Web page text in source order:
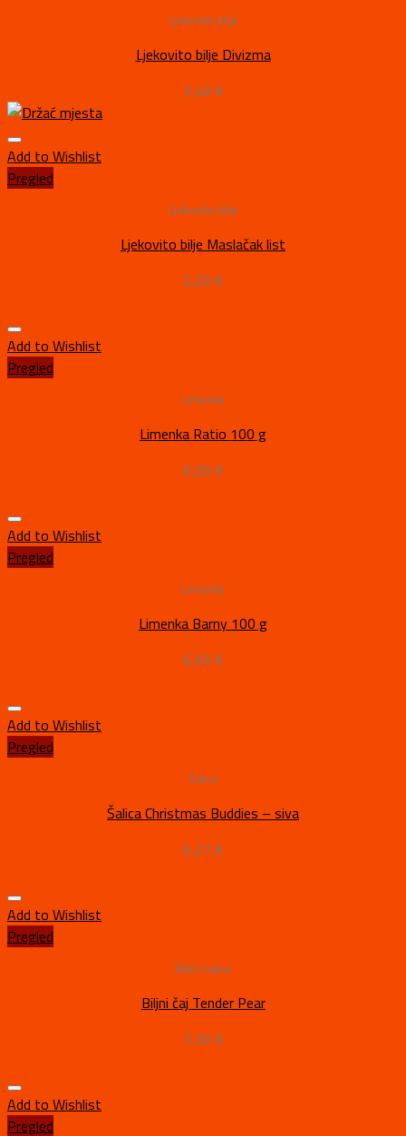
Ljekovito bilje
Ljekovito bilje Divizma
3,40 €
Add to Wishlist
Pregled
Ljekovito bilje
Ljekovito bilje Maslačak list
2,20 €
Add to Wishlist
Pregled
Limenke
Limenka Ratio 100 g
6,00 €
Add to Wishlist
Pregled
Limenke
Limenka Barny 100 g
6,60 €
Add to Wishlist
Pregled
Šalice
Šalica Christmas Buddies – siva
6,27 €
Add to Wishlist
Pregled
Biljni čajevi
Biljni čaj Tender Pear
3,30 €
Add to Wishlist
Pregled